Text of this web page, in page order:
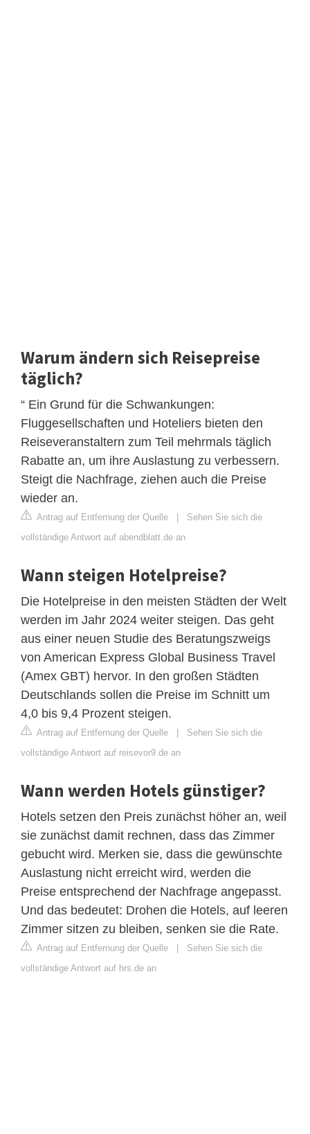
Warum ändern sich Reisepreise
täglich?
“ Ein Grund für die Schwankungen:
Fluggesellschaften und Hoteliers bieten den
Reiseveranstaltern zum Teil mehrmals täglich
Rabatte an, um ihre Auslastung zu verbessern.
Steigt die Nachfrage, ziehen auch die Preise
wieder an.
Antrag auf Entfernung der Quelle | Sehen Sie sich die
vollständige Antwort auf abendblatt.de an
Wann steigen Hotelpreise?
Die Hotelpreise in den meisten Städten der Welt
werden im Jahr 2024 weiter steigen. Das geht
aus einer neuen Studie des Beratungszweigs
von American Express Global Business Travel
(Amex GBT) hervor. In den großen Städten
Deutschlands sollen die Preise im Schnitt um
4,0 bis 9,4 Prozent steigen.
Antrag auf Entfernung der Quelle | Sehen Sie sich die
vollständige Antwort auf reisevor9.de an
Wann werden Hotels günstiger?
Hotels setzen den Preis zunächst höher an, weil
sie zunächst damit rechnen, dass das Zimmer
gebucht wird. Merken sie, dass die gewünschte
Auslastung nicht erreicht wird, werden die
Preise entsprechend der Nachfrage angepasst.
Und das bedeutet: Drohen die Hotels, auf leeren
Zimmer sitzen zu bleiben, senken sie die Rate.
Antrag auf Entfernung der Quelle | Sehen Sie sich die
vollständige Antwort auf hrs.de an